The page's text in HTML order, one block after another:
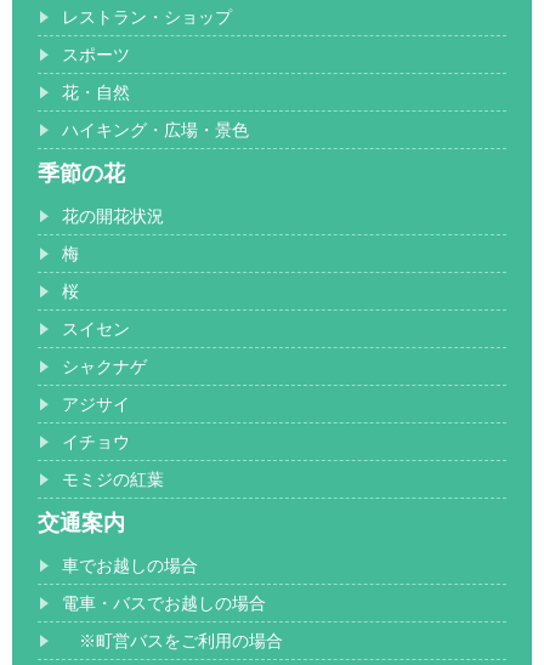
レストラン・ショップ
スポーツ
花・自然
ハイキング・広場・景色
季節の花
花の開花状況
梅
桜
スイセン
シャクナゲ
アジサイ
イチョウ
モミジの紅葉
交通案内
車でお越しの場合
電車・バスでお越しの場合
※町営バスをご利用の場合